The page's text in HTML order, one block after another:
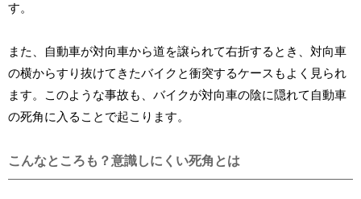
す。
また、自動車が対向車から道を譲られて右折するとき、対向車
の横からすり抜けてきたバイクと衝突するケースもよく見られ
ます。このような事故も、バイクが対向車の陰に隠れて自動車
の死角に入ることで起こります。
こんなところも？意識しにくい死角とは